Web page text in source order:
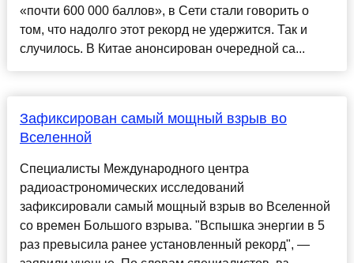
«почти 600 000 баллов», в Сети стали говорить о
том, что надолго этот рекорд не удержится. Так и
случилось. В Китае анонсирован очередной са...
Зафиксирован самый мощный взрыв во
Вселенной
Специалисты Международного центра
радиоастрономических исследований
зафиксировали самый мощный взрыв во Вселенной
со времен Большого взрыва. "Вспышка энергии в 5
раз превысила ранее установленный рекорд", —